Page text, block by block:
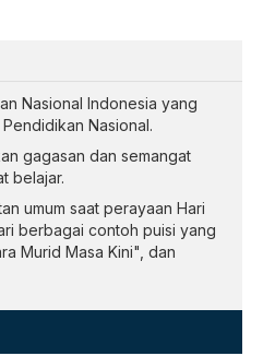
Nasional Indonesia yang
Nasional.
gagasan dan semangat
belajar.
umum saat perayaan Hari
berbagai contoh puisi yang
Murid Masa Kini", dan